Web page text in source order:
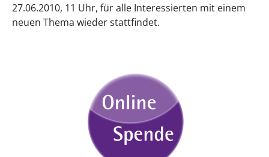
27.06.2010, 11 Uhr, für alle Interessierten mit einem
neuen Thema wieder stattfindet.